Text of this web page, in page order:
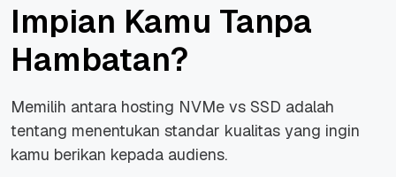
Impian Kamu Tanpa
Hambatan?
Memilih antara hosting NVMe vs SSD adalah
tentang menentukan standar kualitas yang ingin
kamu berikan kepada audiens.